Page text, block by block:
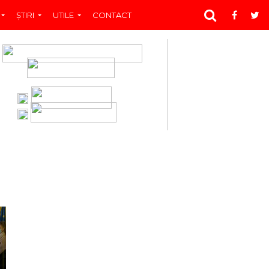
ŞTIRI UTILE CONTACT